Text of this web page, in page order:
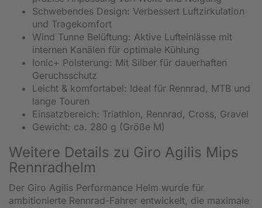
Schwebendes Design: Verbessert Luftzirkulation
und Tragekomfort
Wind Tunne Belüftung: Aktive Lufteinlässe mit
internen Kanälen für optimale Kühlung
Ionic+ Polsterung: Mit Silber für dauerhaften
Geruchsschutz
Leicht & komfortabel: Ideal für Rennrad, MTB und
lange Touren
Einsatzbereich: Triathlon, Rennrad, Cross, Gravel
Gewicht: ca. 280 g (Größe M)
Weitere Details zu Giro Agilis Mips
Rennradhelm
Der Giro Agilis Performance Helm wurde für
ambitionierte Rennrad-Fahrer entwickelt, die maximale